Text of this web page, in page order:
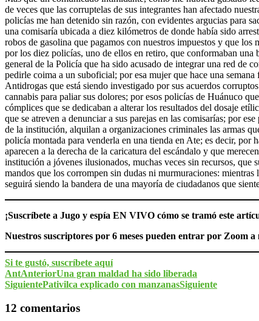
de veces que las corruptelas de sus integrantes han afectado
policías me han detenido sin razón, con evidentes argucias para
una comisaría ubicada a diez kilómetros de donde había sido
robos de gasolina que pagamos con nuestros impuestos y que
por los diez policías, uno de ellos en retiro, que conformaban una
general de la Policía que ha sido acusado de integrar una red de
pedirle coima a un suboficial; por esa mujer que hace una
Antidrogas que está siendo investigado por sus acuerdos
cannabis para paliar sus dolores; por esos policías de Huánuco
cómplices que se dedicaban a alterar los resultados del dosaje
que se atreven a denunciar a sus parejas en las comisarías; por
de la institución, alquilan a organizaciones criminales las armas
policía montada para venderla en una tienda en Ate; es decir, por
aparecen a la derecha de la caricatura del escándalo y que
institución a jóvenes ilusionados, muchas veces sin recursos,
mandos que los corrompen sin dudas ni murmuraciones:
seguirá siendo la bandera de una mayoría de ciudadanos que
¡Suscríbete a Jugo y espía EN VIVO cómo se tramó este
Nuestros suscriptores por 6 meses pueden entrar por
Si te gustó, suscríbete aquí
AntAnteriorUna gran maldad ha sido liberada
SiguientePativilca explicado con manzanasSiguiente
12 comentarios